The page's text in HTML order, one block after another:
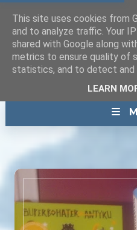
This site uses cookies from
and to analyze traffic. Your
shared with Google along
metrics to ensure quality of
statistics, and to detect and
LEARN